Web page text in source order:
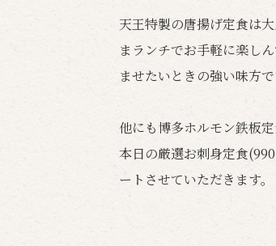
天王特製の唐揚げ定食は
まランチでお手軽に楽し
ませたいときの強い味方で
他にも博多ホルモン鉄板
本日の厳選お刺身定食
ートさせていただきます。